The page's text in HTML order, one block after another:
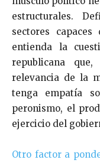
estructurales.
sectores
entienda la
republicana
relevancia de la
tenga empatía
peronismo, el
ejercicio del
Otro factor a